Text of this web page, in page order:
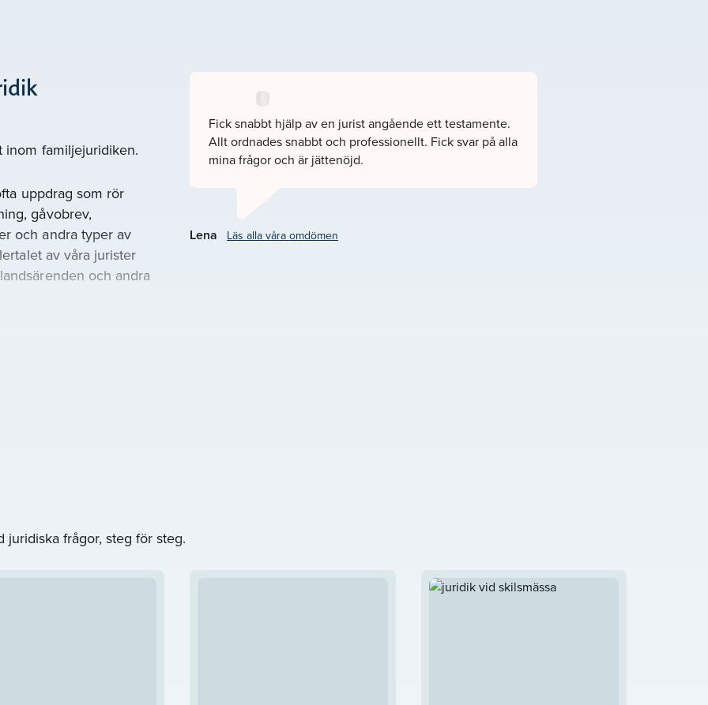
inom familjejuridiken.
uppdrag som rör
gåvobrev,
och andra typer av
av våra jurister
och andra
möten, som möten
Robertsfors. Vårt
Fick snabbt hjälp av en jurist angående ett testamente.
Allt ordnades snabbt och professionellt. Fick svar på alla
mina frågor och är jättenöjd.
Lena Läs alla våra omdömen
frågor, steg för steg.